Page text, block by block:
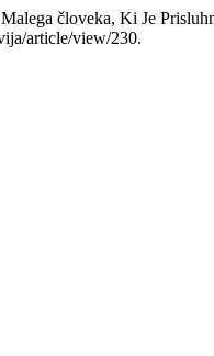
človeka, Ki Je
article/view/230.